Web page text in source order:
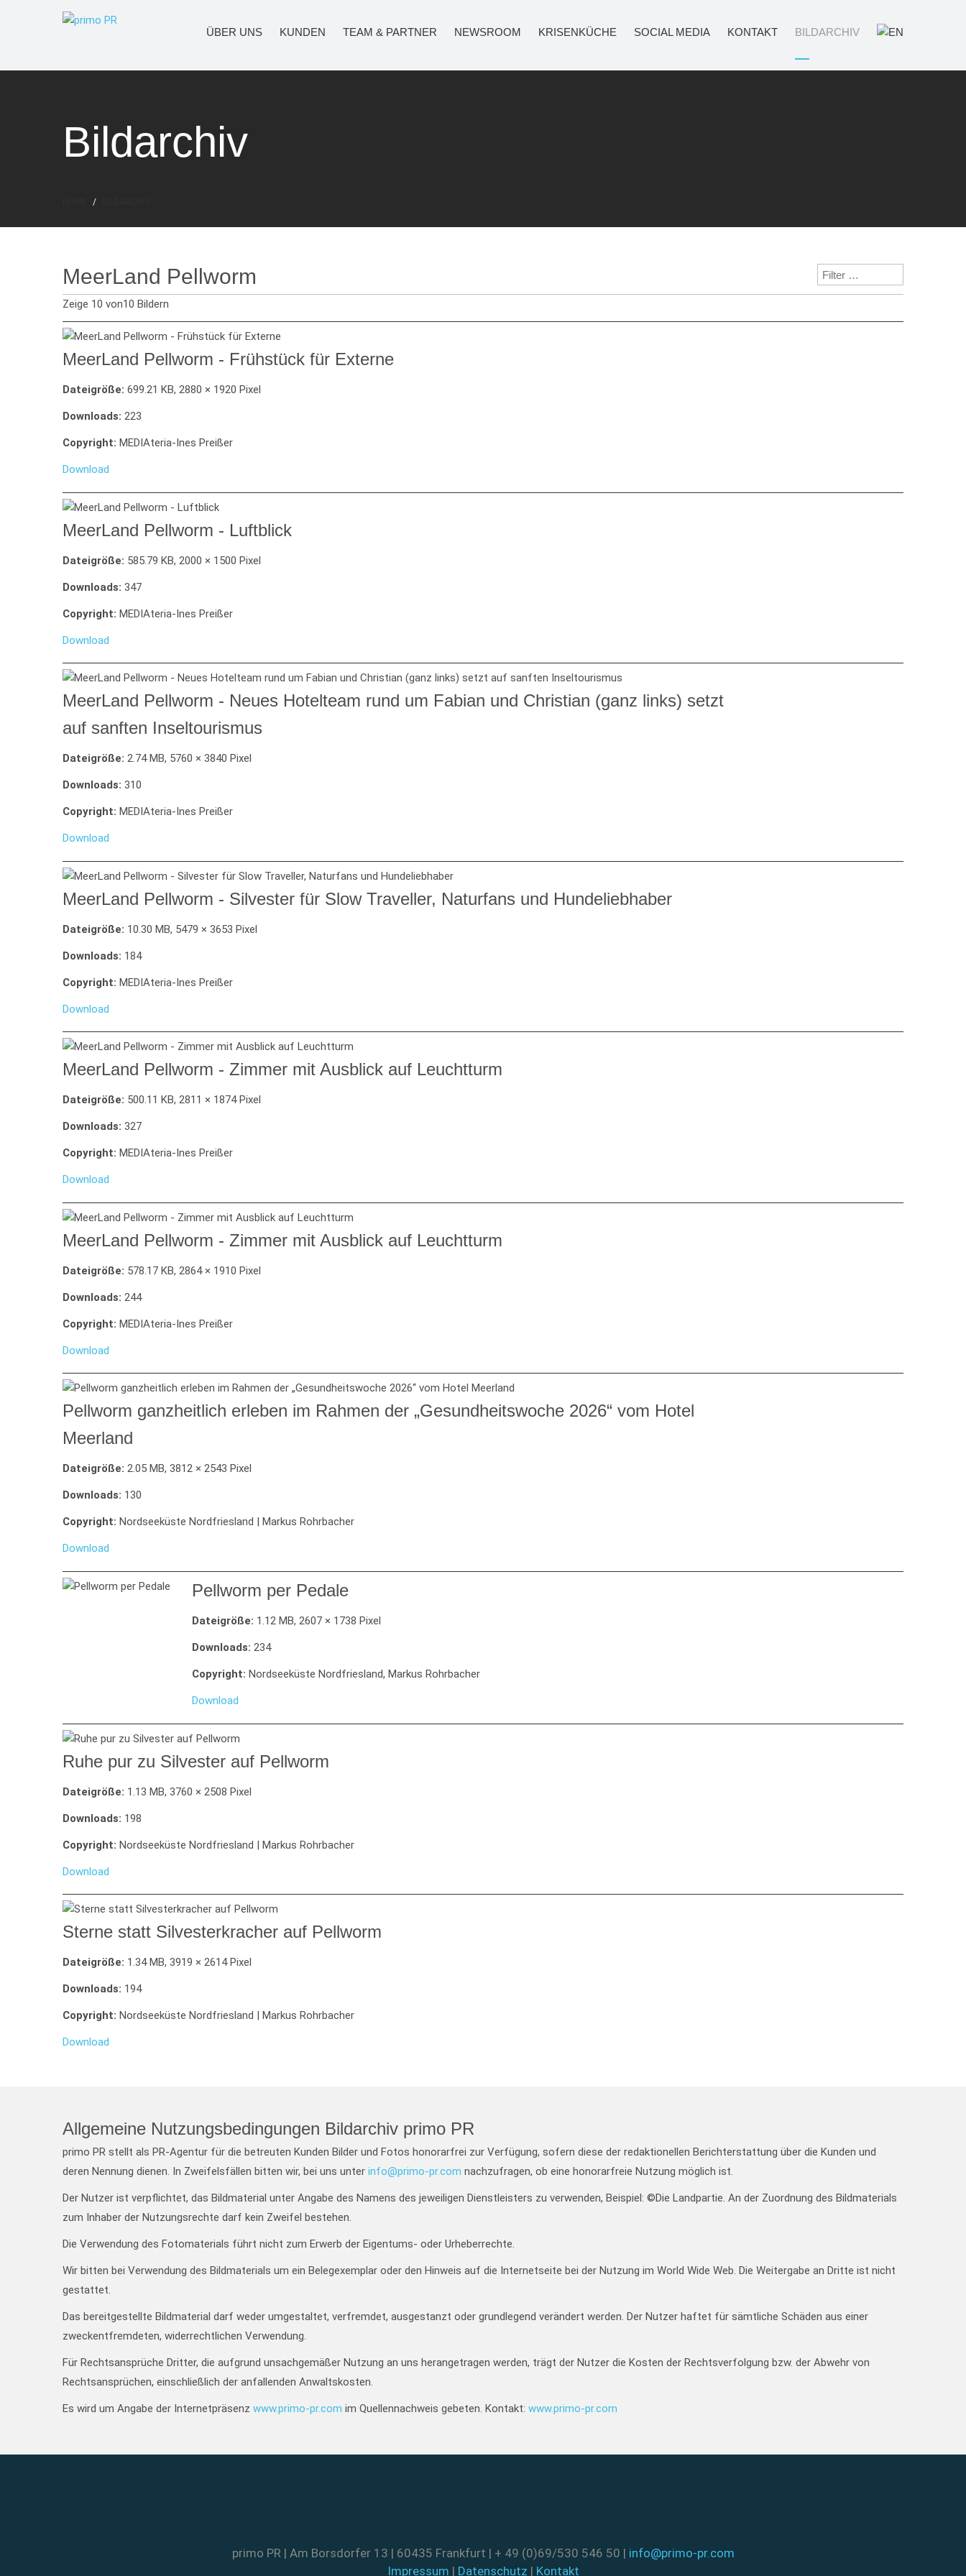
ÜBER UNS KUNDEN TEAM & PARTNER NEWSROOM KRISENKÜCHE SOCIAL MEDIA KONTAKT BILDARCHIV
Bildarchiv
MeerLand Pellworm
Zeige 10 von10 Bildern
MeerLand Pellworm - Frühstück für Externe
Dateigröße: 699.21 KB, 2880 × 1920 Pixel
Downloads: 223
Copyright: MEDIAteria-Ines Preißer
Download
MeerLand Pellworm - Luftblick
Dateigröße: 585.79 KB, 2000 × 1500 Pixel
Downloads: 347
Copyright: MEDIAteria-Ines Preißer
Download
MeerLand Pellworm - Neues Hotelteam rund um Fabian und Christian (ganz links) setzt
auf sanften Inseltourismus
Dateigröße: 2.74 MB, 5760 × 3840 Pixel
Downloads: 310
Copyright: MEDIAteria-Ines Preißer
Download
MeerLand Pellworm - Silvester für Slow Traveller, Naturfans und Hundeliebhaber
Dateigröße: 10.30 MB, 5479 × 3653 Pixel
Downloads: 184
Copyright: MEDIAteria-Ines Preißer
Download
MeerLand Pellworm - Zimmer mit Ausblick auf Leuchtturm
Dateigröße: 500.11 KB, 2811 × 1874 Pixel
Downloads: 327
Copyright: MEDIAteria-Ines Preißer
Download
MeerLand Pellworm - Zimmer mit Ausblick auf Leuchtturm
Dateigröße: 578.17 KB, 2864 × 1910 Pixel
Downloads: 244
Copyright: MEDIAteria-Ines Preißer
Download
Pellworm ganzheitlich erleben im Rahmen der „Gesundheitswoche 2026“ vom Hotel
Meerland
Dateigröße: 2.05 MB, 3812 × 2543 Pixel
Downloads: 130
Copyright: Nordseeküste Nordfriesland | Markus Rohrbacher
Download
Pellworm per Pedale
Dateigröße: 1.12 MB, 2607 × 1738 Pixel
Downloads: 234
Copyright: Nordseeküste Nordfriesland, Markus Rohrbacher
Download
Ruhe pur zu Silvester auf Pellworm
Dateigröße: 1.13 MB, 3760 × 2508 Pixel
Downloads: 198
Copyright: Nordseeküste Nordfriesland | Markus Rohrbacher
Download
Sterne statt Silvesterkracher auf Pellworm
Dateigröße: 1.34 MB, 3919 × 2614 Pixel
Downloads: 194
Copyright: Nordseeküste Nordfriesland | Markus Rohrbacher
Download
Allgemeine Nutzungsbedingungen Bildarchiv primo PR
primo PR stellt als PR-Agentur für die betreuten Kunden Bilder und Fotos honorarfrei zur Verfügung, sofern diese der redaktionellen Berichterstattung über die Kunden und
deren Nennung dienen. In Zweifelsfällen bitten wir, bei uns unter info@primo-pr.com nachzufragen, ob eine honorarfreie Nutzung möglich ist.
Der Nutzer ist verpflichtet, das Bildmaterial unter Angabe des Namens des jeweiligen Dienstleisters zu verwenden, Beispiel: ©Die Landpartie. An der Zuordnung des Bildmaterials
zum Inhaber der Nutzungsrechte darf kein Zweifel bestehen.
Die Verwendung des Fotomaterials führt nicht zum Erwerb der Eigentums- oder Urheberrechte.
Wir bitten bei Verwendung des Bildmaterials um ein Belegexemplar oder den Hinweis auf die Internetseite bei der Nutzung im World Wide Web. Die Weitergabe an Dritte ist nicht
gestattet.
Das bereitgestellte Bildmaterial darf weder umgestaltet, verfremdet, ausgestanzt oder grundlegend verändert werden. Der Nutzer haftet für sämtliche Schäden aus einer
zweckentfremdeten, widerrechtlichen Verwendung.
Für Rechtsansprüche Dritter, die aufgrund unsachgemäßer Nutzung an uns herangetragen werden, trägt der Nutzer die Kosten der Rechtsverfolgung bzw. der Abwehr von
Rechtsansprüchen, einschließlich der anfallenden Anwaltskosten.
Es wird um Angabe der Internetpräsenz www.primo-pr.com im Quellennachweis gebeten. Kontakt: www.primo-pr.com
primo PR | Am Borsdorfer 13 | 60435 Frankfurt | + 49 (0)69/530 546 50 | info@primo-pr.com
Impressum | Datenschutz | Kontakt